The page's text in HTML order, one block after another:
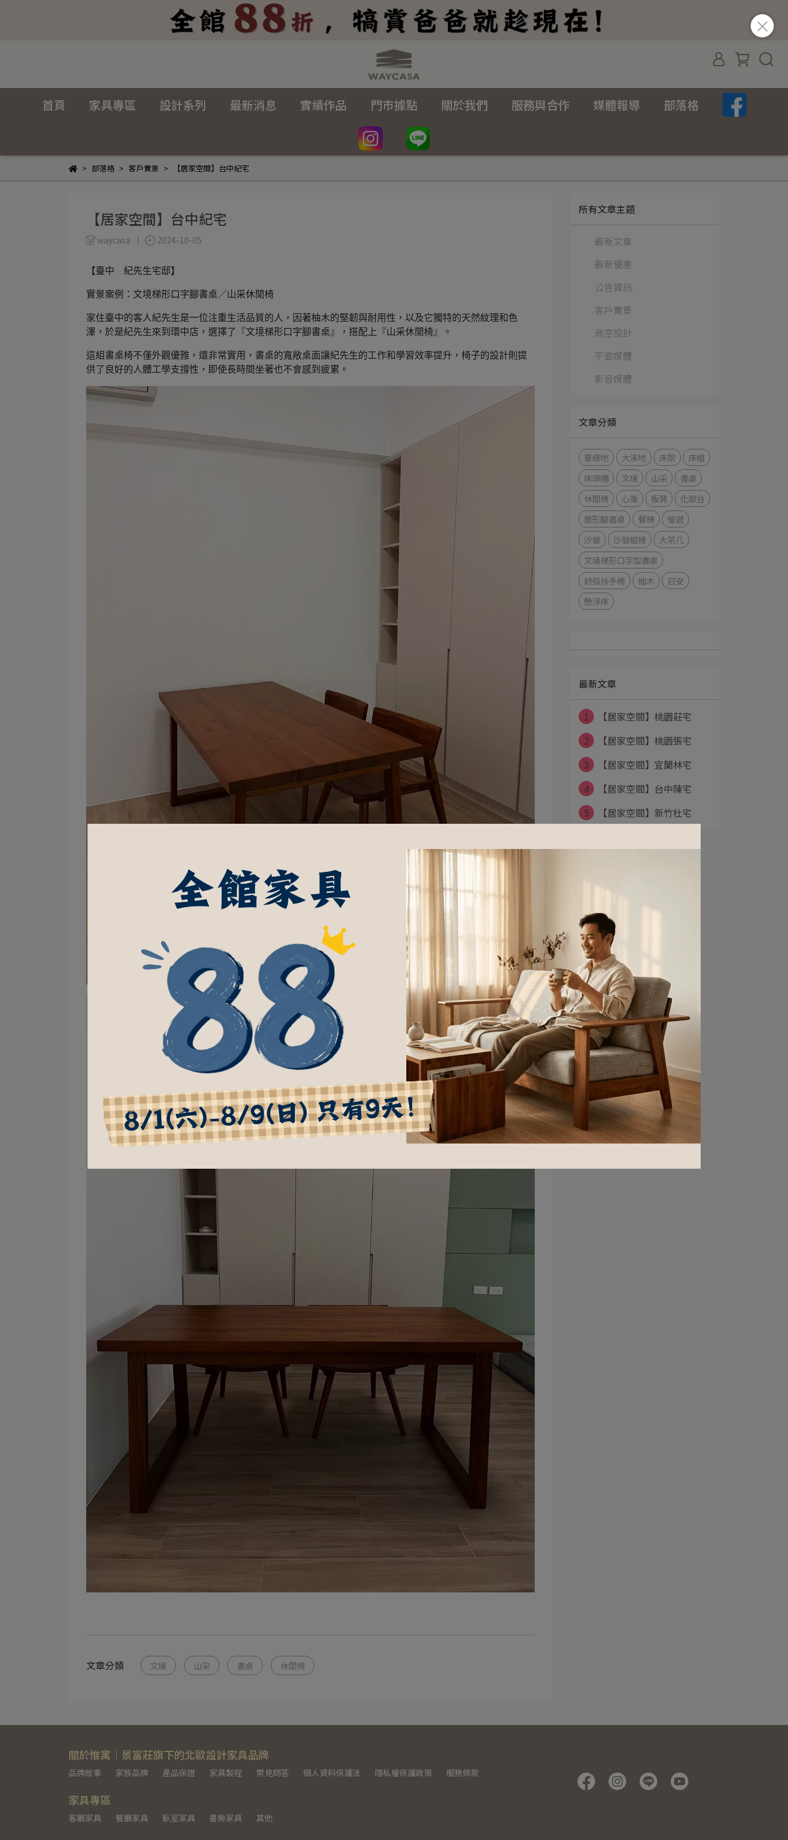
首頁 家具專區 設計系列 最新消息 實績作品 門市據點 關於我們 服務與合作 媒體報導 部落格
部落格 客戶實景 【居家空間】台中紀宅
【居家空間】台中紀宅
waycasa 2024-10-05
【臺中 紀先生宅邸】
實景案例：文境梯形口字腳書桌／山采休閒椅
家住臺中的客人紀先生是一位注重生活品質的人，因著柚木的堅韌與耐用性，以及它獨特的天然紋理和色
澤，於是紀先生來到環中店，選擇了『文境梯形口字腳書桌』，搭配上『山采休閒椅』。
這組書桌椅不僅外觀優雅，還非常實用，書桌的寬敞桌面讓紀先生的工作和學習效率提升，椅子的設計則提
供了良好的人體工學支撐性，即使長時間坐著也不會感到疲累。
文章分類 文境 山采 書桌 休閒椅
所有文章主題
最新文章
最新優惠
公告資訊
客戶實景
商空設計
平面媒體
影音媒體
文章分類
夏綠地 大溪地 床架
床組
床頭櫃
文境 山采
書桌
休閒椅
心箋 板凳
化妝台
錐形腳書桌
餐椅
慢遞
沙發
沙發組椅
大茶几
文境梯形口字型書桌
舒弧扶手椅
柚木
日安
懸浮床
最新文章
1
【居家空間】桃園莊宅
2
【居家空間】桃園張宅
3
【居家空間】宜蘭林宅
4
【居家空間】台中陳宅
5
【居家空間】新竹杜宅
關於惟寓｜景富莊旗下的北歐設計家具品牌
品牌故事 家族品牌 產品保證 家具製程 常見問答 個人資料保護法 隱私權保護政策 服務條款
家具專區
客廳家具 餐廳家具 臥室家具 書房家具 其他